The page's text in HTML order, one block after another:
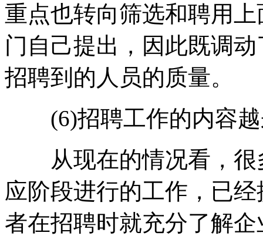
重点也转向筛选和聘用
门自己提出，因此既调
招聘到的人员的质量。
(6)招聘工作的内容越
从现在的情况看，很
应阶段进行的工作，已
者在招聘时就充分了解